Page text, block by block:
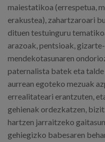
maiestatikoa (errespetua,
erakustea), zahartzaroari
dituen testuinguru
arazoak, pentsioak,
mendekotasunaren
paternalista batek eta
aurrean egoteko mezuak
errealitateari erantzuten,
gehienak ordezkatzen,
hartzen jarraitzeko
gehiegizko babesaren